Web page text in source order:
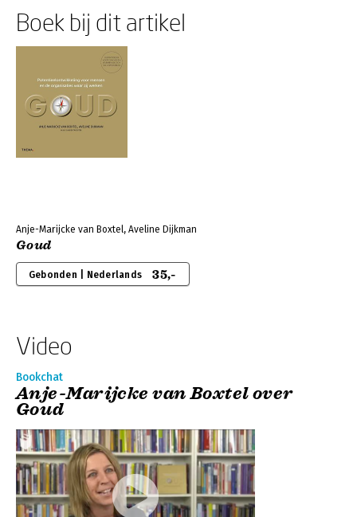
Boek bij dit artikel
Anje-Marijcke van Boxtel, Aveline Dijkman
Goud
Gebonden | Nederlands 35,-
Video
Bookchat
Anje-Marijcke van Boxtel over
Goud